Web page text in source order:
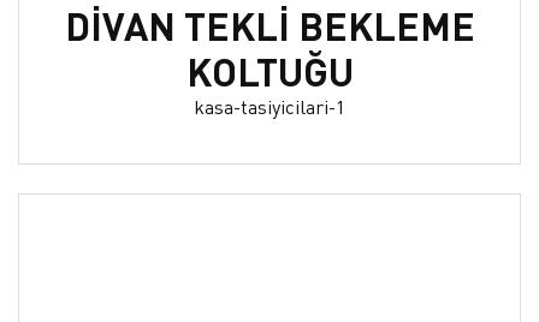
DİVAN TEKLİ BEKLEME
KOLTUĞU
kasa-tasiyicilari-1